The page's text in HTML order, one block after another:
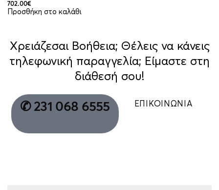
702.00€
Προσθήκη στο καλάθι
Χρειάζεσαι Βοήθεια; Θέλεις να κάνεις
τηλεφωνική παραγγελία; Είμαστε στη
διάθεσή σου!
✆ 231 068 6555 ΕΠΙΚΟΙΝΩΝΙΑ